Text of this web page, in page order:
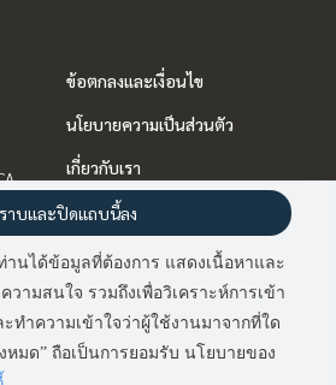
ข้อตกลงและเงื่อนไข
นโยบายความเป็นส่วนตัว
เกี่ยวกับเรา
วิธีการฝากขาย-เช่า
ติดต่อ
านได้ข้อมูลที่ต้องการ แสดงเนื้อหาและ
ามสนใจ รวมถึงเพื่อวิเคราะห์การเข้า
ทำความเข้าใจว่าผู้ใช้งานมาจากที่ใด
หมด” ถือเป็นการยอมรับ นโยบายของ
าบและปิดแถบนี้ลง